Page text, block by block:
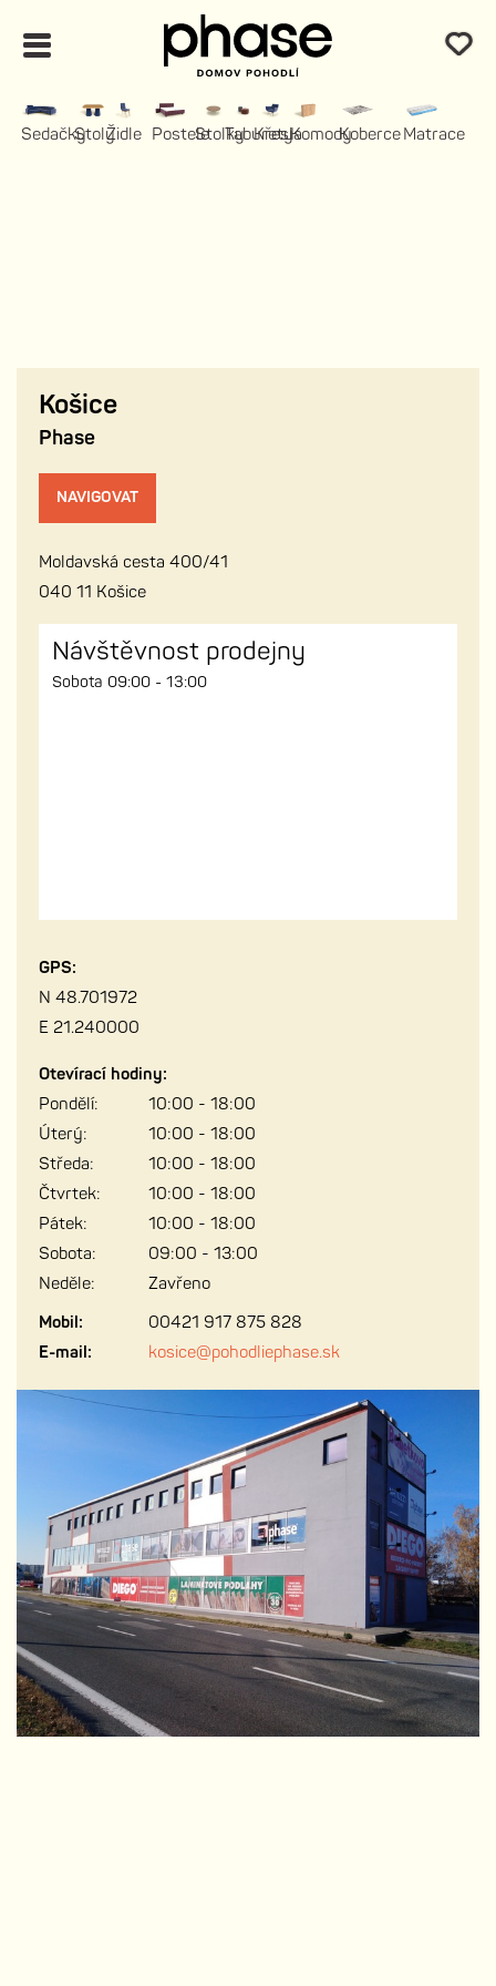
SedačkyStolyŽidle PosteleStolkyTaburety
KřeslaKomodyKoberceMatrace
Košice
Phase
NAVIGOVAT
Moldavská cesta 400/41
040 11 Košice
Návštěvnost prodejny
Sobota 09:00 - 13:00
GPS:
N 48.701972
E 21.240000
Otevírací hodiny:
Pondělí:
10:00 - 18:00
Úterý:
10:00 - 18:00
Středa:
10:00 - 18:00
Čtvrtek:
10:00 - 18:00
Pátek:
10:00 - 18:00
Sobota:
09:00 - 13:00
Neděle:
Zavřeno
Mobil:
00421 917 875 828
E-mail:
kosice@pohodliephase.sk